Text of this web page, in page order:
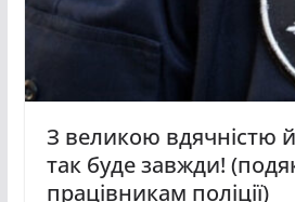
З великою вдячністю
так буде завжди!
працівникам поліції)